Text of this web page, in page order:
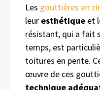
Les gouttières en
leur esthétique et
résistant, qui a fait
temps, est
toitures en pente.
œuvre de ces
technique